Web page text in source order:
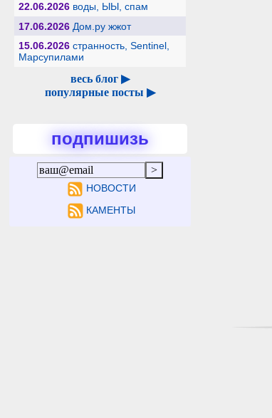
22.06.2026 воды, ЫЫ, спам
17.06.2026 Дом.ру жжот
15.06.2026 странность, Sentinel,
Марсупилами
весь блог ▶
популярные посты ▶
подпишизь
НОВОСТИ
КАМЕНТЫ